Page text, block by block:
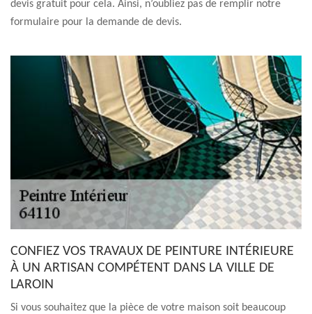
devis gratuit pour cela. Ainsi, n’oubliez pas de remplir notre
formulaire pour la demande de devis.
CONFIEZ VOS TRAVAUX DE PEINTURE INTÉRIEURE
À UN ARTISAN COMPÉTENT DANS LA VILLE DE
LAROIN
Si vous souhaitez que la pièce de votre maison soit beaucoup